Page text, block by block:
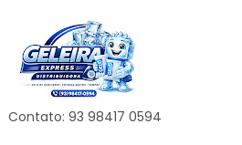
Contato: 93 98417 0594